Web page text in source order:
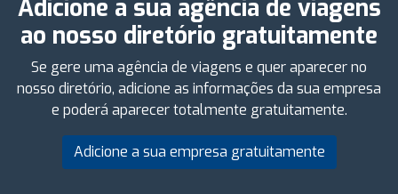
Adicione a sua agência de viagens
ao nosso diretório gratuitamente
Se gere uma agência de viagens e quer aparecer no
nosso diretório, adicione as informações da sua empresa
e poderá aparecer totalmente gratuitamente.
Adicione a sua empresa gratuitamente